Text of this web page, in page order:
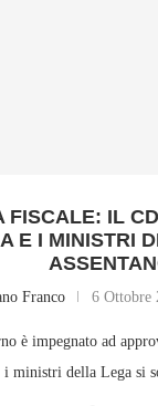
FISCALE: IL
E I MINISTRI
Franco 6 Ottobre
è impegnato ad
ministri della Lega si